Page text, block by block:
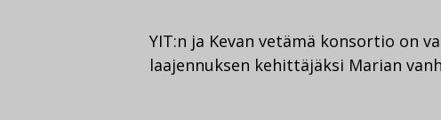
YIT:n ja Kevan vetämä konsortio on
laajennuksen kehittäjäksi Marian